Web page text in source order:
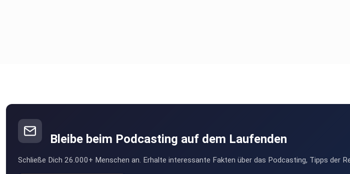
Bleibe beim Podcasting auf dem Laufenden
Schließe Dich 26.000+ Menschen an. Erhalte interessante Fakten über das Podcasting, Tipps der